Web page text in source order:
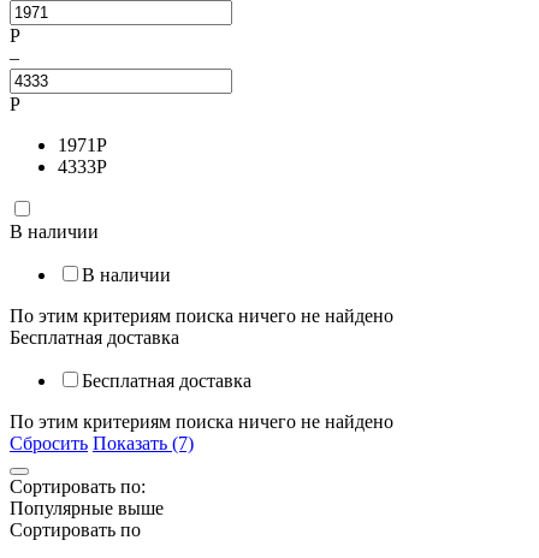
Р
–
Р
1971Р
4333Р
В наличии
В наличии
По этим критериям поиска ничего не найдено
Бесплатная доставка
Бесплатная доставка
По этим критериям поиска ничего не найдено
Сбросить Показать (7)
Сортировать по:
Популярные выше
Сортировать по